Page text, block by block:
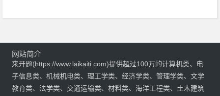
网站简介
来开题(https://www.laikaiti.com)提供超过100万的计算机类、电
子信息类、机械机电类、理工学类、经济学类、管理学类、文学
教育类、法学类、交通运输类、材料类、海洋工程类、土木建筑